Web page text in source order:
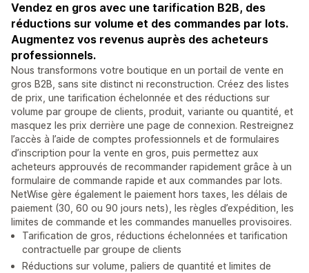
Vendez en gros avec une tarification B2B, des
réductions sur volume et des commandes par lots.
Augmentez vos revenus auprès des acheteurs
professionnels.
Nous transformons votre boutique en un portail de vente en
gros B2B, sans site distinct ni reconstruction. Créez des listes
de prix, une tarification échelonnée et des réductions sur
volume par groupe de clients, produit, variante ou quantité, et
masquez les prix derrière une page de connexion. Restreignez
l’accès à l’aide de comptes professionnels et de formulaires
d’inscription pour la vente en gros, puis permettez aux
acheteurs approuvés de recommander rapidement grâce à un
formulaire de commande rapide et aux commandes par lots.
NetWise gère également le paiement hors taxes, les délais de
paiement (30, 60 ou 90 jours nets), les règles d’expédition, les
limites de commande et les commandes manuelles provisoires.
Tarification de gros, réductions échelonnées et tarification
contractuelle par groupe de clients
Réductions sur volume, paliers de quantité et limites de